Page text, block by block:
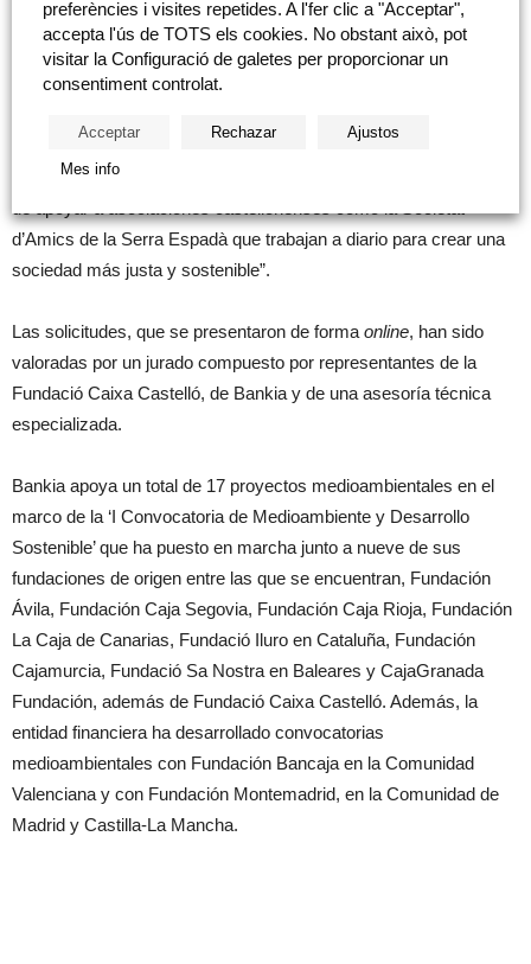
Por su parte, el director corporativo de la Territorial de Bankia en
Valencia y Castellón, Jaime Casas, ha destacado que “desde
provocada por el Covid-19 sea lo más sostenible posible en
términos medioambientales y, por ello, estamos muy orgullosos
d’Amics de la Serra Espadà que trabajan a diario para crear una
sociedad más justa y sostenible”.
Las solicitudes, que se presentaron de forma online, han sido
valoradas por un jurado compuesto por representantes de la
Fundació Caixa Castelló, de Bankia y de una asesoría técnica
especializada.
Bankia apoya un total de 17 proyectos medioambientales en el
marco de la ‘I Convocatoria de Medioambiente y Desarrollo
Sostenible’ que ha puesto en marcha junto a nueve de sus
fundaciones de origen entre las que se encuentran, Fundación
Ávila, Fundación Caja Segovia, Fundación Caja Rioja, Fundación
La Caja de Canarias, Fundació Iluro en Cataluña, Fundación
Cajamurcia, Fundació Sa Nostra en Baleares y CajaGranada
Fundación, además de Fundació Caixa Castelló. Además, la
entidad financiera ha desarrollado convocatorias
medioambientales con Fundación Bancaja en la Comunidad
Valenciana y con Fundación Montemadrid, en la Comunidad de
Madrid y Castilla-La Mancha.
preferències i visites repetides. A l'fer clic a "Acceptar",
accepta l'ús de TOTS els cookies. No obstant això, pot
visitar la Configuració de galetes per proporcionar un
consentiment controlat.
Acceptar Rechazar Ajustos
Mes info